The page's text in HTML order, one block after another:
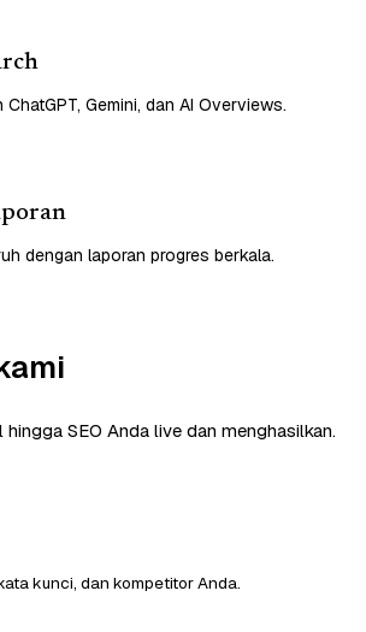
ChatGPT, Gemini, dan AI Overviews.
dengan laporan progres berkala.
hingga SEO Anda live dan menghasilkan.
kunci, dan kompetitor Anda.